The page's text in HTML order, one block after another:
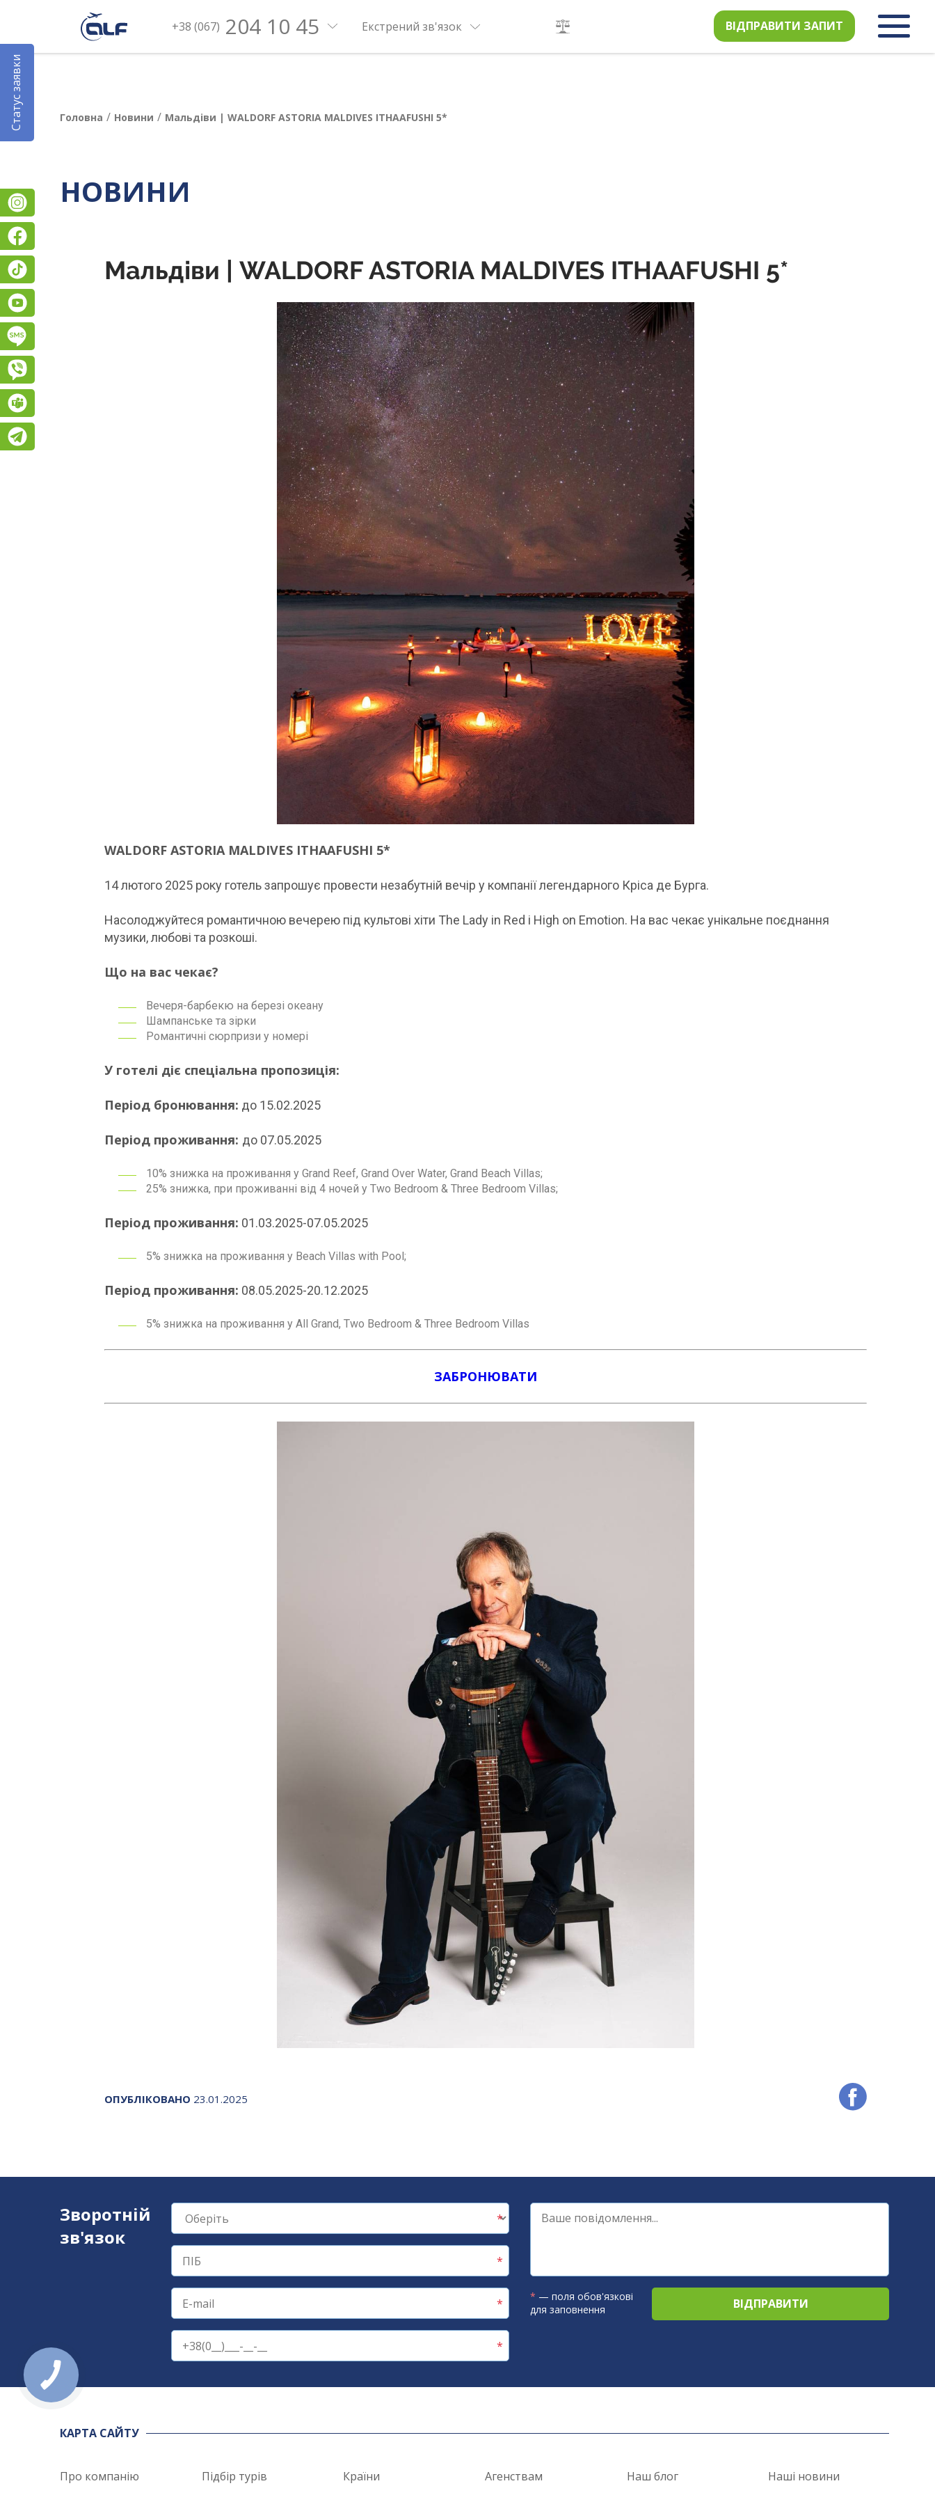
+38 (067) 204 10 45 Екстрений зв'язок ВІДПРАВИТИ ЗАПИТ
Статус заявки
Instagram
Головна / Новини / Мальдіви | WALDORF ASTORIA MALDIVES ITHAAFUSHI 5*
НОВИНИ
Мальдіви | WALDORF ASTORIA MALDIVES ITHAAFUSHI 5*
WALDORF ASTORIA MALDIVES ITHAAFUSHI 5*
14 лютого 2025 року готель запрошує провести незабутній вечір у компанії легендарного Кріса де Бурга.
Насолоджуйтеся романтичною вечерею під культові хіти The Lady in Red і High on Emotion. На вас чекає унікальне поєднання
музики, любові та розкоші.
Що на вас чекає?
Вечеря-барбекю на березі океану
Шампанське та зірки
Романтичні сюрпризи у номері
У готелі діє спеціальна пропозиція:
Період бронювання: до 15.02.2025
Період проживання: до 07.05.2025
10% знижка на проживання у Grand Reef, Grand Over Water, Grand Beach Villas;
25% знижка, при проживанні від 4 ночей у Two Bedroom & Three Bedroom Villas;
Період проживання: 01.03.2025-07.05.2025
5% знижка на проживання у Beach Villas with Pool;
Період проживання: 08.05.2025-20.12.2025
5% знижка на проживання у All Grand, Two Bedroom & Three Bedroom Villas
ЗАБРОНЮВАТИ
ОПУБЛІКОВАНО 23.01.2025
Зворотній
зв'язок
* — поля обов'язкові
для заповнення
КАРТА САЙТУ
Про компанію Підбір турів Країни Агенствам Наш блог Наші новини